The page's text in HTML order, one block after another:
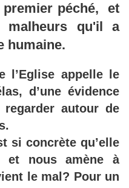
péché, et
qu'il a
humaine.
l’Eglise appelle le
d’une évidence
autour de
si concrète qu’elle
et nous amène à
le mal? Pour un